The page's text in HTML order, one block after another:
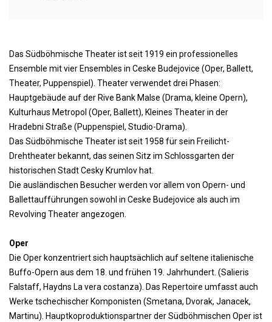
Das Südböhmische Theater ist seit 1919 ein professionelles
Ensemble mit vier Ensembles in Ceske Budejovice (Oper, Ballett,
Theater, Puppenspiel). Theater verwendet drei Phasen:
Hauptgebäude auf der Rive Bank Malse (Drama, kleine Opern),
Kulturhaus Metropol (Oper, Ballett), Kleines Theater in der
Hradebni Straße (Puppenspiel, Studio-Drama).
Das Südböhmische Theater ist seit 1958 für sein Freilicht-
Drehtheater bekannt, das seinen Sitz im Schlossgarten der
historischen Stadt Cesky Krumlov hat.
Die ausländischen Besucher werden vor allem von Opern- und
Ballettaufführungen sowohl in Ceske Budejovice als auch im
Revolving Theater angezogen.
Oper
Die Oper konzentriert sich hauptsächlich auf seltene italienische
Buffo-Opern aus dem 18. und frühen 19. Jahrhundert. (Salieris
Falstaff, Haydns La vera costanza). Das Repertoire umfasst auch
Werke tschechischer Komponisten (Smetana, Dvorak, Janacek,
Martinu). Hauptkoproduktionspartner der Südböhmischen Oper ist